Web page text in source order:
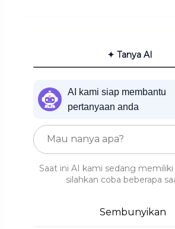
✦ Tanya AI
AI kami siap membantu
pertanyaan anda
Saat ini AI kami sedang
silahkan coba beberapa
Sembunyikan